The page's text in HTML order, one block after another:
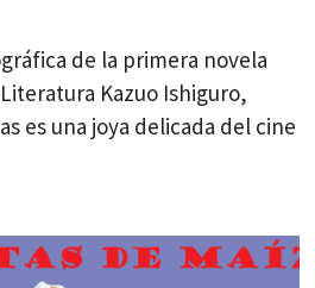
de la primera novela
Kazuo Ishiguro,
es una joya delicada del cine